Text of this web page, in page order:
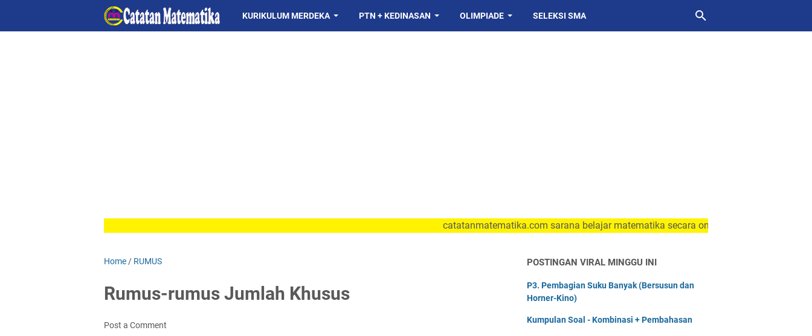
KURIKULUM MERDEKA PTN + KEDINASAN OLIMPIADE SELEKSI SMA
catatanmatematika.com sarana belajar matematika secara online dan mandiri
Home / RUMUS
Rumus-rumus Jumlah Khusus
Post a Comment
POSTINGAN VIRAL MINGGU INI
P3. Pembagian Suku Banyak (Bersusun dan
Horner-Kino)
Kumpulan Soal - Kombinasi + Pembahasan